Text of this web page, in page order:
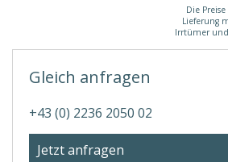
Die
Lieferung
Irrtümer
Gleich anfragen
+43 (0) 2236 2050 02
Jetzt anfragen